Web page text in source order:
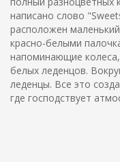
написано слово
расположен
красно-белыми
напоминающие
белых леденцов.
леденцы. Все это
где господствует